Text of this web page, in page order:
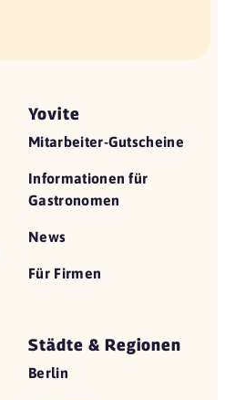
Yovite
Mitarbeiter-Gutscheine
Informationen für
Gastronomen
News
Für Firmen
Städte & Regionen
Berlin